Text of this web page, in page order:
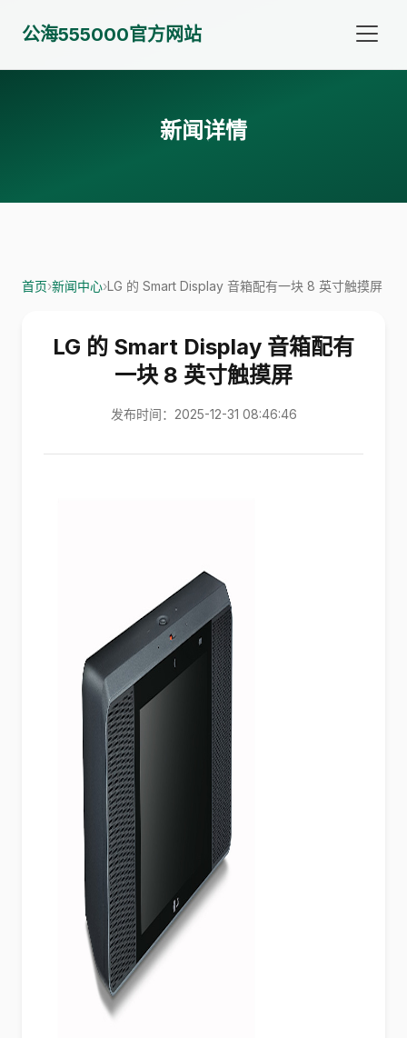
公海555000官方网站
新闻详情
首页›新闻中心›LG 的 Smart Display 音箱配有一块 8 英寸触摸屏
LG 的 Smart Display 音箱配有
一块 8 英寸触摸屏
发布时间：2025-12-31 08:46:46